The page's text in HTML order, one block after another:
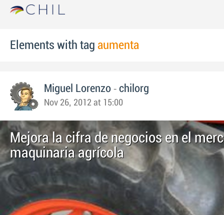
Elements with tag aumenta
Miguel Lorenzo - chilorg
Nov 26, 2012 at 15:00
Mejora la cifra de negocios en el
maquinaria agrícola